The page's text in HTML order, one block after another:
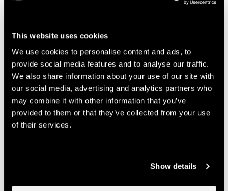
This website uses cookies
We use cookies to personalise content and ads, to
provide social media features and to analyse our traffic.
We also share information about your use of our site with
our social media, advertising and analytics partners who
may combine it with other information that you’ve
provided to them or that they’ve collected from your use
of their services.
Show details
sont impatients de vous retrouver et de vous offrir une
vous allez adorer.
Contact
Association des artisans et commerçants de
Nendaz